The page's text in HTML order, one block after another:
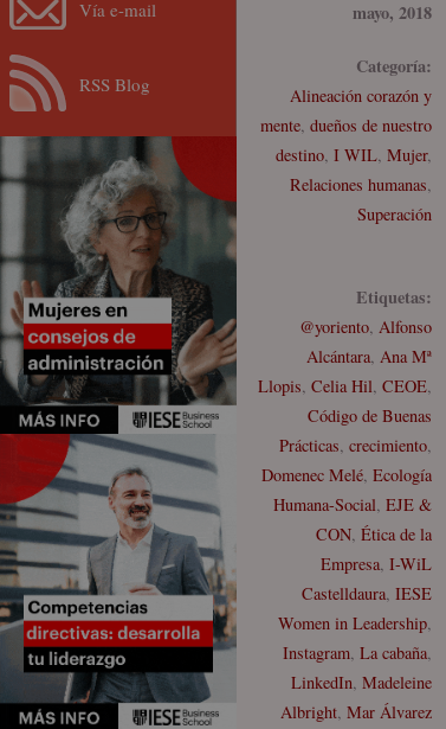
mayo, 2018
Categoría:
Alineación corazón y
mente, dueños de nuestro
destino, I WIL, Mujer,
Relaciones humanas,
Superación
Etiquetas:
@yoriento, Alfonso
Alcántara, Ana Mª
Llopis, Celia Hil, CEOE,
Código de Buenas
Prácticas, crecimiento,
Domenec Melé, Ecología
Humana-Social, EJE &
CON, Ética de la
Empresa, I-WiL
Castelldaura, IESE
Women in Leadership,
Instagram, La cabaña,
LinkedIn, Madeleine
Albright, Mar Álvarez
Vía e-mail
RSS Blog